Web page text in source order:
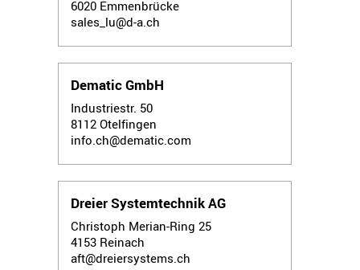
6020 Emmenbrücke
sales_lu@d-a.ch
Dematic GmbH
Industriestr. 50
8112 Otelfingen
info.ch@dematic.com
Dreier Systemtechnik AG
Christoph Merian-Ring 25
4153 Reinach
aft@dreiersystems.ch